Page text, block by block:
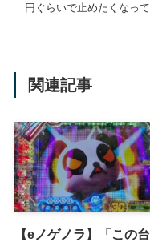
円ぐらいで止めたくなって
関連記事
【eノゲノラ】「この